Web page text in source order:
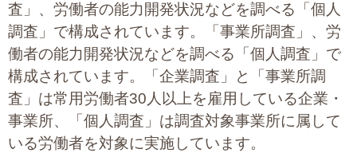
査」、労働者の能力開発状況などを調べる「個人
調査」で構成されています。「事業所調査」、労
働者の能力開発状況などを調べる「個人調査」で
構成されています。「企業調査」と「事業所調
査」は常用労働者30人以上を雇用している企業・
事業所、「個人調査」は調査対象事業所に属して
いる労働者を対象に実施しています。